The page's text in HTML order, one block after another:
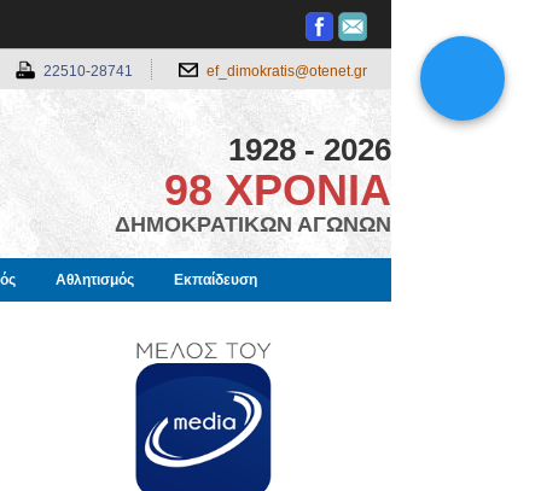
22510-28741 ef_dimokratis@otenet.gr
1928 - 2026
98 ΧΡΟΝΙΑ
ΔΗΜΟΚΡΑΤΙΚΩΝ ΑΓΩΝΩΝ
Αθλητισμός Εκπαίδευση